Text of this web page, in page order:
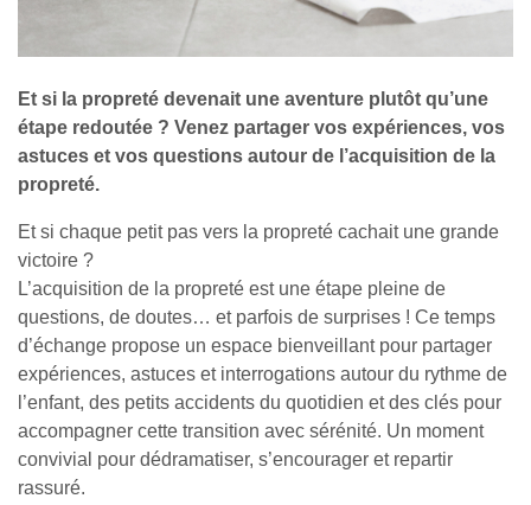
Et si la propreté devenait une aventure plutôt qu’une
étape redoutée ? Venez partager vos expériences, vos
astuces et vos questions autour de l’acquisition de la
propreté.
Et si chaque petit pas vers la propreté cachait une grande
victoire ?
L’acquisition de la propreté est une étape pleine de
questions, de doutes… et parfois de surprises ! Ce temps
d’échange propose un espace bienveillant pour partager
expériences, astuces et interrogations autour du rythme de
l’enfant, des petits accidents du quotidien et des clés pour
accompagner cette transition avec sérénité. Un moment
convivial pour dédramatiser, s’encourager et repartir
rassuré.